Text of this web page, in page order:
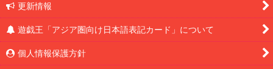
更新情報
遊戯王「アジア圏向け日本語表記カード」について
個人情報保護方針